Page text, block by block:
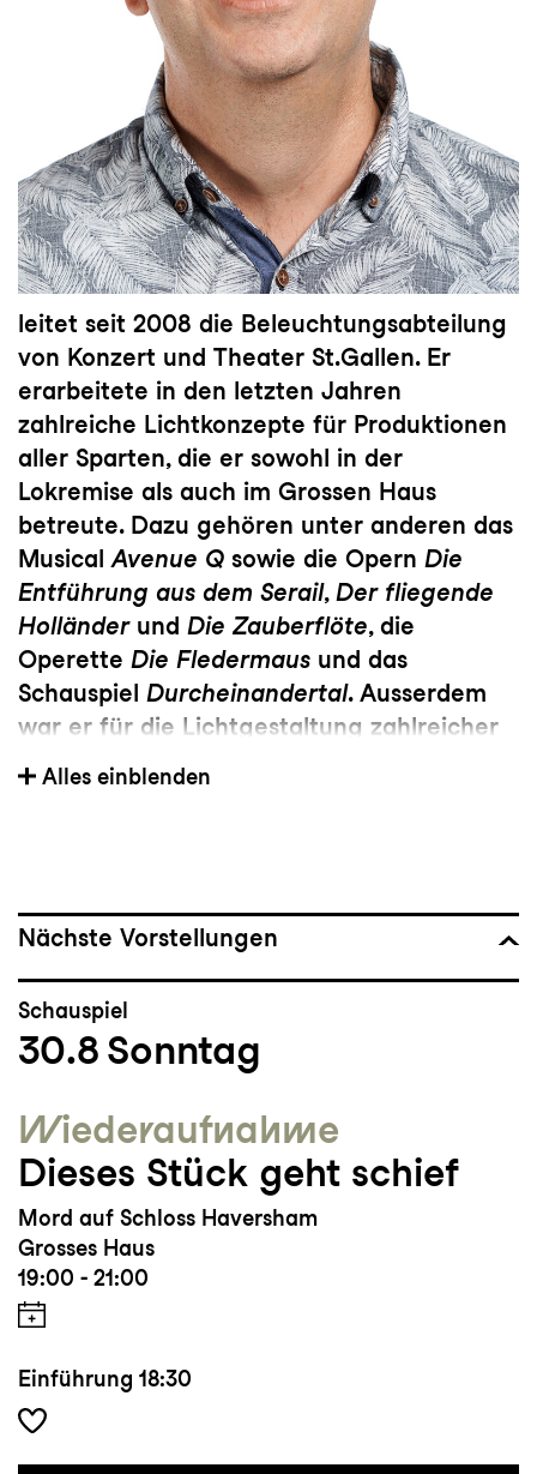
leitet seit 2008 die Beleuchtungsabteilung
von Konzert und Theater St.Gallen. Er
erarbeitete in den letzten Jahren
zahlreiche Lichtkonzepte für Produktionen
aller Sparten, die er sowohl in der
Lokremise als auch im Grossen Haus
betreute. Dazu gehören unter anderen das
MusicalAvenue Q sowie die Opern Die
Entführung aus dem Serail, Der fliegende
Holländerund Die Zauberflöte, die
Operette Die Fledermaus und das
Schauspiel Durcheinandertal. Ausserdem
war er für die Lichtgestaltung zahlreicher
Gastspiele innerhalb und ausserhalb der
Schweiz verantwortlich. Im Rahmen der
Alles einblenden
Nächste Vorstellungen
Schauspiel
30.8 Sonntag
Wieder­aufnahme
Dieses Stück geht schief
Mord auf Schloss Haversham
Grosses Haus
19:00 - 21:00
Einführung 18:30